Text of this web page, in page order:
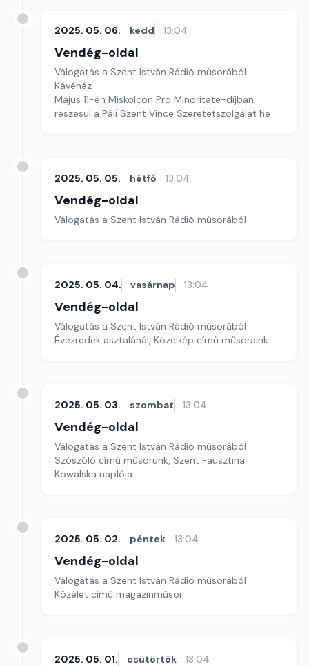
2025. 05. 06. kedd 13:04
Vendég-oldal
Válogatás a Szent István Rádió műsorából
Kávéház
Május 11-én Miskolcon Pro Minoritate-díjban
részesül a Páli Szent Vince Szeretetszolgálat he
2025. 05. 05. hétfő 13:04
Vendég-oldal
Válogatás a Szent István Rádió műsorából
2025. 05. 04. vasárnap 13:04
Vendég-oldal
Válogatás a Szent István Rádió műsorából
Évezredek asztalánál, Közelkép című műsoraink
2025. 05. 03. szombat 13:04
Vendég-oldal
Válogatás a Szent István Rádió műsorából
Szószóló című műsorunk, Szent Fausztina
Kowalska naplója
2025. 05. 02. péntek 13:04
Vendég-oldal
Válogatás a Szent István Rádió műsorából
Közélet című magazinműsor
2025. 05. 01. csütörtök 13:04